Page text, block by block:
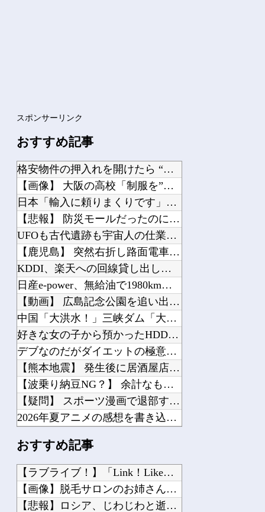
スポンサーリンク
おすすめ記事
格安物件の押入れを開けたら “とんでもないモノ” が出てきて絶叫した
【画像】 大阪の高校「制服を”これ”に変えたら志願者がめちゃくちゃ増えた」
日本「輸入に頼りまくりです」高市「円安ホクホク！ホクホクゥ！」←
【悲報】 防災モールだったのになぜ「イオンモール熊本」での爆発で業界激震「商業施...
UFOも古代遺跡も宇宙人の仕業なのか、人間の英知なのか？ 宇宙・超古代文明傑作7...
【鹿児島】 突然右折し路面電車と衝突 乗っていた男女3人は車を放置しダッシュで逃...
KDDI、楽天への回線貸し出し終了へ 都市部で9月末に
日産e-power、無給油で1980km走行しギネス記録を達成、無駄な発電や送電...
【動画】 広島記念公園を追い出された左翼さん、流石にキモすぎて炎上
中国「大洪水！」三峡ダム「大雨で増水（台風直撃前」中国ダム「緊急放流！」中国鉄道...
好きな女の子から預かったHDDの中から、とんでもないモノを発見してしまった
デブなのだがダイエットの極意を教えてほしい
【熊本地震】 発生後に居酒屋店内から温泉が吹き出す ← これ前触れじゃね？
【波乗り納豆NG？】 余計なもん食わないで納豆食っときゃ間違いないことが判明した
【疑問】 スポーツ漫画で退部する奴が「俺たちは楽しくやりたかったんだよ」って言い...
2026年夏アニメの感想を書き込むスレ
【速報】 ホロライブのソシャゲ、課金圧がやばすぎて不評になるｗｗｗｗｗｗｗｗｗｗ
【スターウォーズ】 ライトセーバーって握りづらそうだよね…
【BF6】 まともなネット環境ならPing一桁とか言ってる奴たまにいるけどマヌケ...
おすすめ記事
【ラブライブ！】「Link！Like！ラブライブ！」運営チー...
【画像】脱毛サロンのお姉さん、特別サービスがエ□すぎる件ｗｗ...
【悲報】ロシア、じわじわと逝き始める他